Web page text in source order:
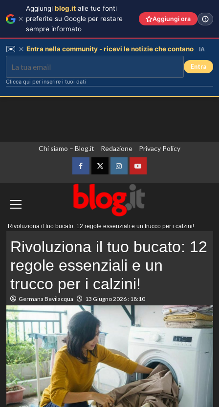
Chi siamo – Blog.it Redazione Privacy Policy
FacebookTwitterInstagramYouTube
Rivoluziona il tuo bucato: 12 regole essenziali e un trucco per i calzini!
Rivoluziona il tuo bucato: 12
regole essenziali e un
trucco per i calzini!
Germana Bevilacqua 13 Giugno 2026 : 18:10
Aggiungi blog.it alle tue fonti
preferite su Google per restare
sempre informato
Aggiungi ora
✉️ Entra nella community - ricevi le notizie che contano IA
Entra
Clicca qui per inserire i tuoi dati